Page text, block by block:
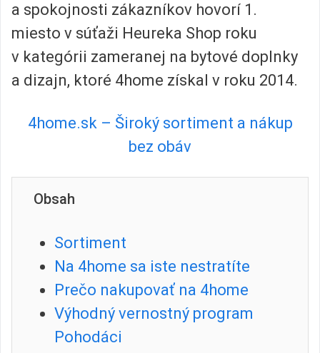
a spokojnosti zákazníkov hovorí 1.
miesto v súťaži Heureka Shop roku
v kategórii zameranej na bytové doplnky
a dizajn, ktoré 4home získal v roku 2014.
4home.sk – Široký sortiment a nákup
bez obáv
Obsah
Sortiment
Na 4home sa iste nestratíte
Prečo nakupovať na 4home
Výhodný vernostný program
Pohodáci